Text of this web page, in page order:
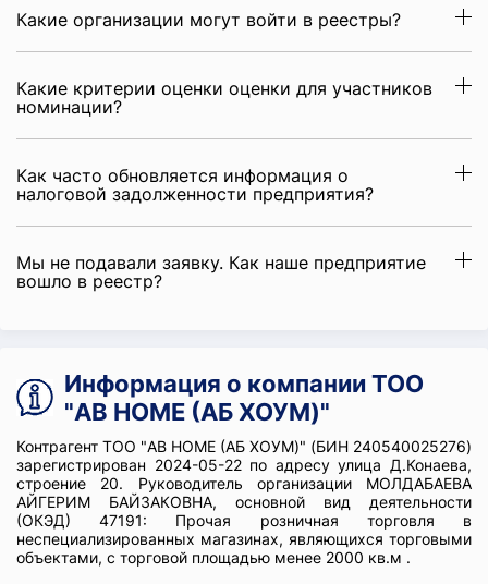
Какие организации могут войти в реестры?
Какие критерии оценки оценки для участников
номинации?
Как часто обновляется информация о
налоговой задолженности предприятия?
Мы не подавали заявку. Как наше предприятие
вошло в реестр?
Информация о компании ТОО
"AB HOME (АБ ХОУМ)"
Контрагент ТОО "AB HOME (АБ ХОУМ)" (БИН 240540025276)
зарегистрирован 2024-05-22 по адресу улица Д.Конаева,
строение 20. Руководитель организации МОЛДАБАЕВА
АЙГЕРИМ БАЙЗАКОВНА, основной вид деятельности
(ОКЭД) 47191: Прочая розничная торговля в
неспециализированных магазинах, являющихся торговыми
объектами, с торговой площадью менее 2000 кв.м .